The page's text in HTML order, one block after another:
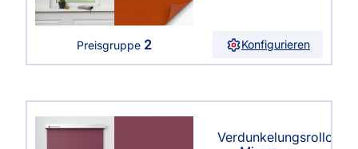
Preisgruppe 2 Konfigurieren
Verdunkelungsrollo